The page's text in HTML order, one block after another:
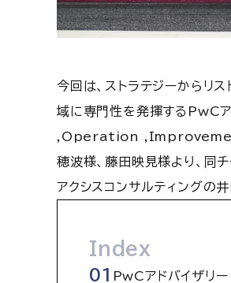
今回は、ストラテジーからリ
域に専門性を発揮する
,Operation ,Improvement）
穂波様、藤田映見様より、同
アクシスコンサルティングの
Index
PwCアドバイザリ